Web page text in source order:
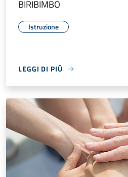
BIRIBIMBO
Istruzione
LEGGI DI PIÙ